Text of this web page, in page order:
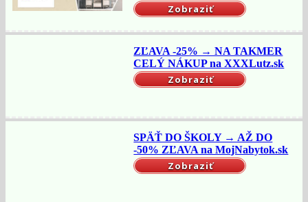
Zobraziť
ZĽAVA -25% → NA TAKMER
CELÝ NÁKUP na XXXLutz.sk
Zobraziť
SPÄŤ DO ŠKOLY → AŽ DO
-50% ZĽAVA na MojNabytok.sk
Zobraziť